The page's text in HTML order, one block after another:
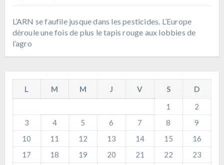
L’ARN se faufile jusque dans les pesticides. L’Europe
déroule une fois de plus le tapis rouge aux lobbies de
l’agro
L M M J V S
D
1
2
3
4 5 6 7 8
9
10
11 12 13 14 15
16
17
18 19 20 21 22
23